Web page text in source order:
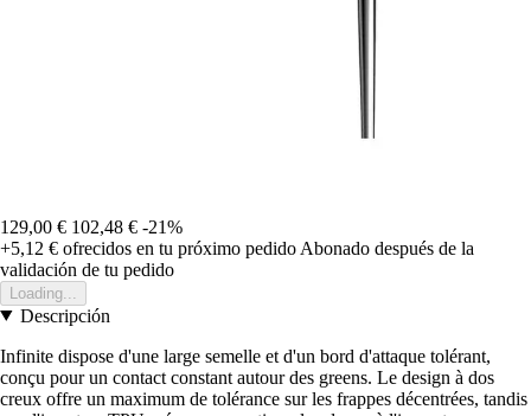
129,00 € 102,48 € -21%
+5,12 € ofrecidos en tu próximo pedido Abonado después de la
validación de tu pedido
Loading...
Descripción
Infinite dispose d'une large semelle et d'un bord d'attaque tolérant,
conçu pour un contact constant autour des greens. Le design à dos
creux offre un maximum de tolérance sur les frappes décentrées, tandis